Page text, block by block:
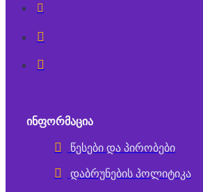
ᲘᲜᲤᲝᲠᲛᲐᲪᲘᲐ
წესები და პირობები
დაბრუნების პოლიტიკა